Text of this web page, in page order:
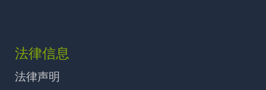
法律信息
法律声明